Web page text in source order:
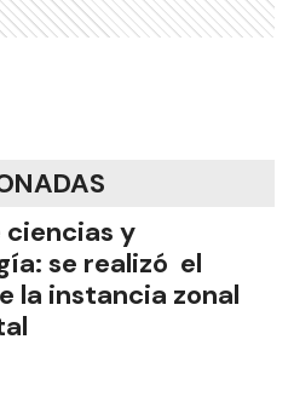
ciencias y
se realizó el
la instancia zonal